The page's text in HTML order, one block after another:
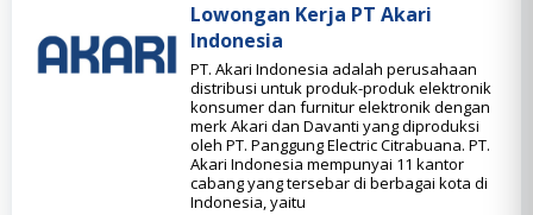
Lowongan Kerja PT Akari
Indonesia
PT. Akari Indonesia adalah perusahaan
distribusi untuk produk-produk elektronik
konsumer dan furnitur elektronik dengan
merk Akari dan Davanti yang diproduksi
oleh PT. Panggung Electric Citrabuana. PT.
Akari Indonesia mempunyai 11 kantor
cabang yang tersebar di berbagai kota di
Indonesia, yaitu